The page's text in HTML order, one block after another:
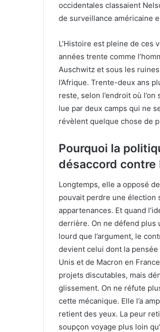
occidentales classaient
de surveillance américaine
L’Histoire est pleine de ces
années trente comme
Auschwitz et sous les
l’Afrique. Trente-deux ans
reste, selon l’endroit où
lue par deux camps qui ne
révèlent quelque chose de
Pourquoi la
désaccord contre
Longtemps, elle a opposé
pouvait perdre une élection
appartenances. Et quand
derrière. On ne défend plus
lourd que l’argument, le
devient celui dont la pensée
Unis et de Macron en
projets discutables, mais
glissement. On ne réfute
cette mécanique. Elle l’a
retient des yeux. La peur
soupçon voyage plus loin